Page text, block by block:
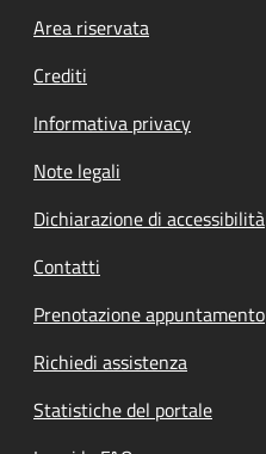
Footer menu
Area riservata
Crediti
Informativa privacy
Note legali
Dichiarazione di accessibilità
Contatti
Prenotazione appuntamento
Richiedi assistenza
Statistiche del portale